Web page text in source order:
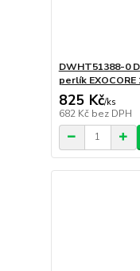
DWHT51388-0
perlík EXOCORE
825 Kč/ks
682 Kč bez DPH